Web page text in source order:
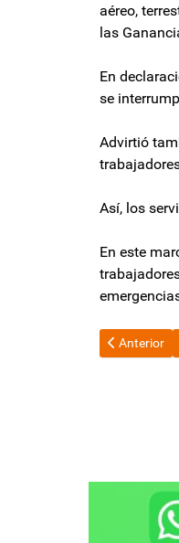
aéreo,
las
En
se
Advirtió
Así, los
En este
Artículo
Anterior